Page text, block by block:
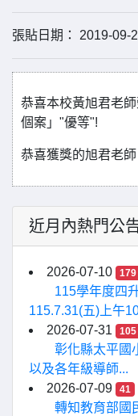
張貼日期： 2019-
恭喜本校黃旭君老
個案」"優等"!
恭喜獲獎的旭君老
近月內熱門公
2026-07-10 179
115學年度四
115.7.31(五)上午
2026-07-31
105
彰化縣太平國
以及各年級導師...
2026-07-09
41
轉知教育部國